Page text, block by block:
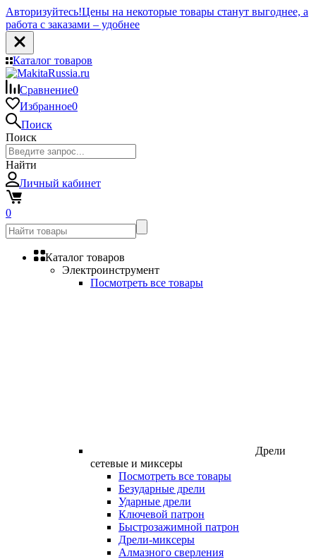
Авторизуйтесь!Цены на некоторые товары станут выгоднее, а
работа с заказами – удобнее
Каталог товаров
Сравнение0
Избранное0
Поиск
Поиск
Найти
Личный кабинет
0
Каталог товаров
Электроинструмент
Посмотреть все товары
Дрели
сетевые и миксеры
Посмотреть все товары
Безударные дрели
Ударные дрели
Ключевой патрон
Быстрозажимной патрон
Дрели-миксеры
Алмазного сверления